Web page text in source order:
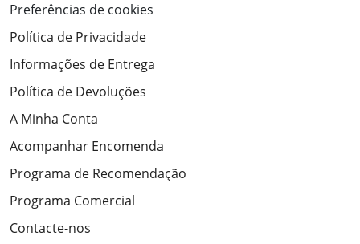
Preferências de cookies
Política de Privacidade
Informações de Entrega
Política de Devoluções
A Minha Conta
Acompanhar Encomenda
Programa de Recomendação
Programa Comercial
Contacte-nos